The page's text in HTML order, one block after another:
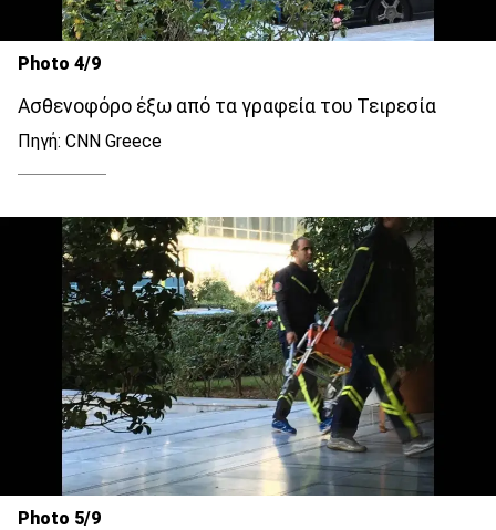
Photo 4/9
Ασθενοφόρο έξω από τα γραφεία του Τειρεσία
Πηγή: CNN Greece
Photo 5/9